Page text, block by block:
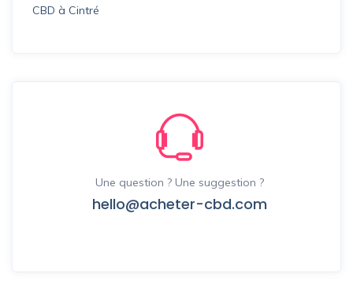
CBD à Cintré
Une question ? Une suggestion ?
hello@acheter-cbd.com